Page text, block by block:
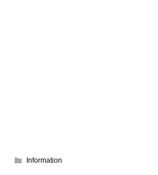
Information